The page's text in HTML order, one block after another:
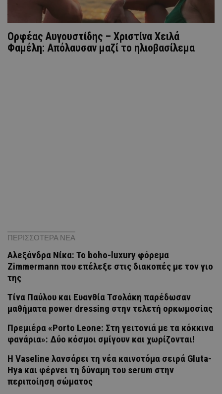
Ορφέας Αυγουστίδης – Χριστίνα Χειλά
Φαμέλη: Απόλαυσαν μαζί το ηλιοβασίλεμα
ΠΕΡΙΣΣΟΤΕΡΑ ΝΕΑ
Αλεξάνδρα Νίκα: Το boho-luxury φόρεμα
Zimmermann που επέλεξε στις διακοπές με τον γιο
της
Tίνα Παύλου και Ευανθία Τσολάκη παρέδωσαν
μαθήματα power dressing στην τελετή ορκωμοσίας
Πρεμιέρα «Porto Leone: Στη γειτονιά με τα κόκκινα
φανάρια»: Δύο κόσμοι σμίγουν και χωρίζονται!
Η Vaseline λανσάρει τη νέα καινοτόμα σειρά Gluta-
Hya και φέρνει τη δύναμη του serum στην
περιποίηση σώματος